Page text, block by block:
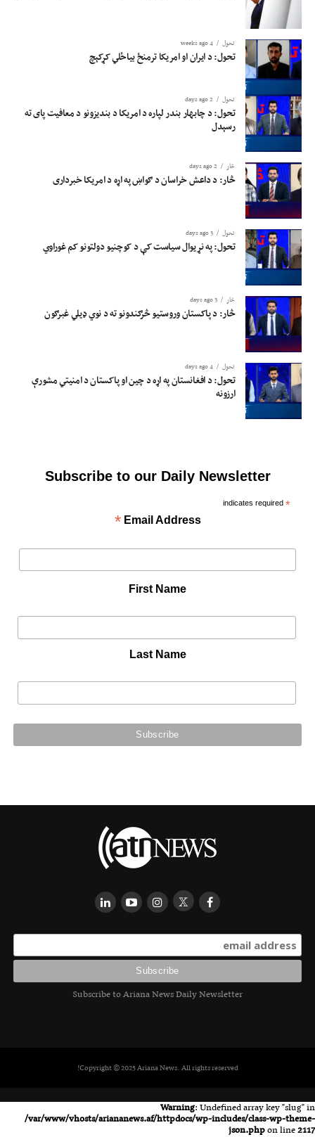
تحول 4 weeks ago
تحول: د ایران او امریکا ترمنځ بیاځلي کړکېچ
تحول 2 days ago
تحول: د چابهار بندر لپاره د امریکا د بندیزونو د معافیت پای ته
رسېدل
څار 2 days ago
څار: د داعش خراسان د ګواښ په اړه د امریکا خبرداری
تحول 3 days ago
تحول: په نړیوال سیاست کې د کوچنیو دولتونو کم غوراوي
څار 3 days ago
څار: د پاکستان وروستیو څرګندونو ته د نوي ډیلي غبرګون
تحول 4 days ago
تحول: د افغانستان په اړه د چین او پاکستان د امنیتي مشورې
ارزونه
Subscribe to our Daily Newsletter
*
indicates required
Email Address
*
First Name
Last Name
Subscribe to Ariana News Daily Newsletter
Copyright © 2025 Ariana News. All rights reserved!
Warning: Undefined array key "slug" in
/var/www/vhosts/ariananews.af/httpdocs/wp-includes/class-wp-theme-
json.phpon line2117